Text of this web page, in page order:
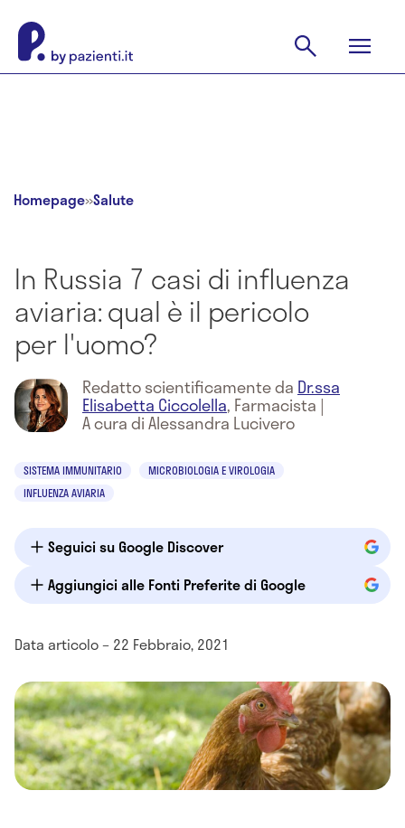
Homepage»Salute
In Russia 7 casi di influenza
aviaria: qual è il pericolo
per l'uomo?
Redatto scientificamente da Dr.ssa
Elisabetta Ciccolella, Farmacista |
A cura di Alessandra Lucivero
SISTEMA IMMUNITARIO
MICROBIOLOGIA E VIROLOGIA
INFLUENZA AVIARIA
Seguici su Google Discover
Aggiungici alle Fonti Preferite di Google
Data articolo – 22 Febbraio, 2021